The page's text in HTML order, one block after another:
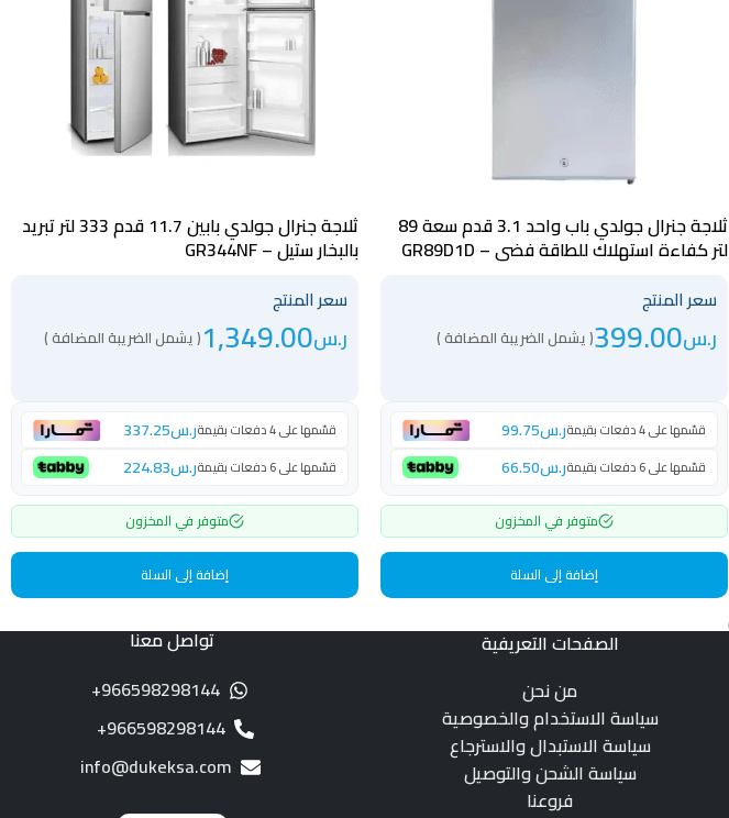
ثلاجة جنرال جولدي باب واحد 3.1 قدم سعة 89
لتر كفاءة استهلاك للطاقة فضي – GR89D1D
سعر المنتج
ر.س399.00( يشمل الضريبة المضافة )
قسّمها على 4 دفعات بقيمة ر.س99.75
قسّمها على 6 دفعات بقيمة ر.س66.50
متوفر في المخزون
إضافة إلى السلة
ثلاجة جنرال جولدي بابين 11.7 قدم 333 لتر تبريد
بالبخار ستيل – GR344NF
سعر المنتج
ر.س1,349.00( يشمل الضريبة المضافة )
قسّمها على 4 دفعات بقيمة ر.س337.25
قسّمها على 6 دفعات بقيمة ر.س224.83
متوفر في المخزون
إضافة إلى السلة
الصفحات التعريفية
من نحن
سياسة الاستخدام والخصوصية
سياسة الاستبدال والاسترجاع
سياسة الشحن والتوصيل
فروعنا
تواصل معنا
966598298144+
966598298144+
info@dukeksa.com